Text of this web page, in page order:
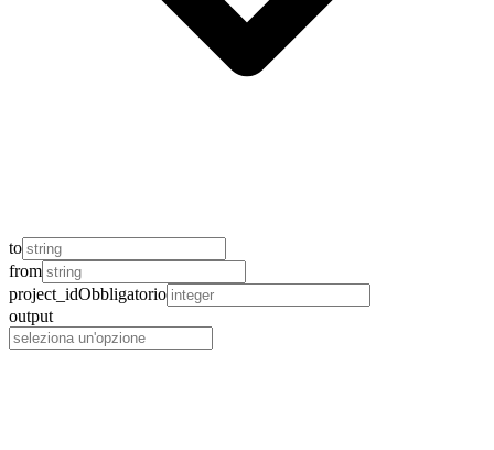
to
from
project_idObbligatorio
output